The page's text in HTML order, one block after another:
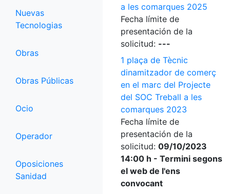
Nuevas
Tecnologias
Obras
Obras Públicas
Ocio
Operador
Oposiciones
Sanidad
a les comarques 2025
Fecha límite de
presentación de la
solicitud: ---
1 plaça de Tècnic
dinamitzador de comerç
en el marc del Projecte
del SOC Treball a les
comarques 2023
Fecha límite de
presentación de la
solicitud: 09/10/2023
14:00 h - Termini segons
el web de l'ens
convocant